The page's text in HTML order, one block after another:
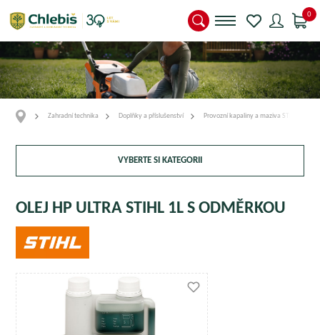
0
Zahradní technika Doplňky a příslušenství Provozní kapaliny a maziva STIHL
VYBERTE SI KATEGORII
OLEJ HP ULTRA STIHL 1L S ODMĚRKOU